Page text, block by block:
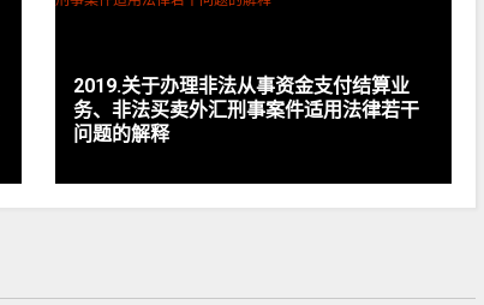
2019.关于办理非法从事资金支付结算业
务、非法买卖外汇刑事案件适用法律若干
问题的解释